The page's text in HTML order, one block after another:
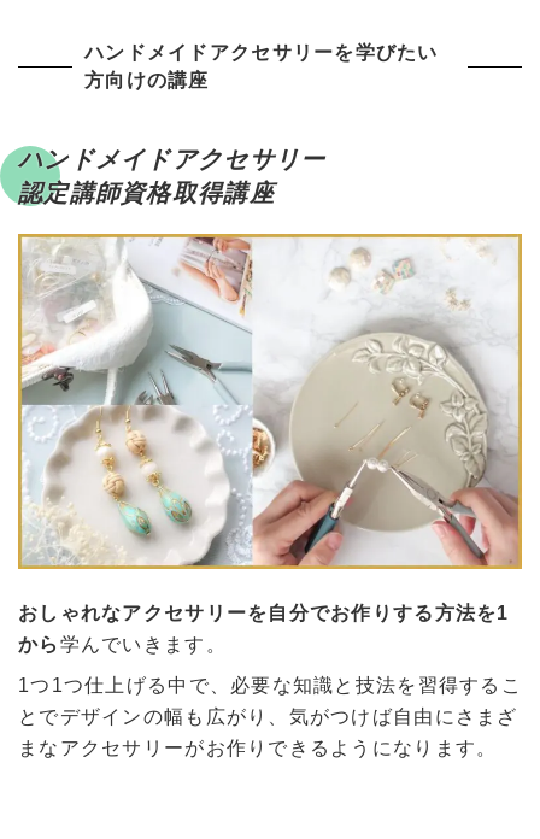
ハンドメイドアクセサリーを学びたい
方向けの講座
ハンドメイドアクセサリー
認定講師資格取得講座
おしゃれなアクセサリーを自分でお作りする方法を1
から 学んでいきます。
1つ1つ仕上げる中で、必要な知識と技法を習得するこ
とでデザインの幅も広がり、気がつけば自由にさまざ
まなアクセサリーがお作りできるようになります。